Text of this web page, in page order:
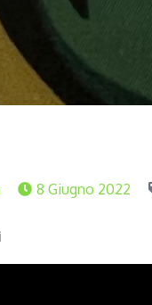
8 Giugno 2022